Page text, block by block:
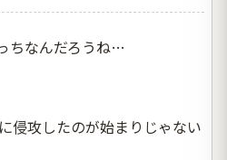
ちなんだろうね…
侵攻したのが始まりじゃない